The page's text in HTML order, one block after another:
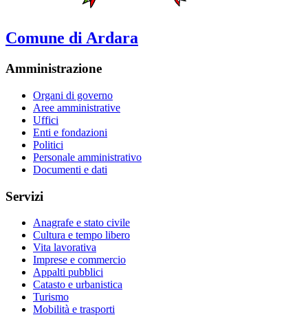
Comune di Ardara
Amministrazione
Organi di governo
Aree amministrative
Uffici
Enti e fondazioni
Politici
Personale amministrativo
Documenti e dati
Servizi
Anagrafe e stato civile
Cultura e tempo libero
Vita lavorativa
Imprese e commercio
Appalti pubblici
Catasto e urbanistica
Turismo
Mobilità e trasporti